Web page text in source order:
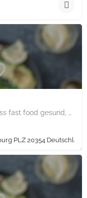
mit reichhaltigen bowls beweist rå, dass fast food gesund, nachhaltig und hundertprozentig vegan sein kann.…
PLZ 20354 Deutschland